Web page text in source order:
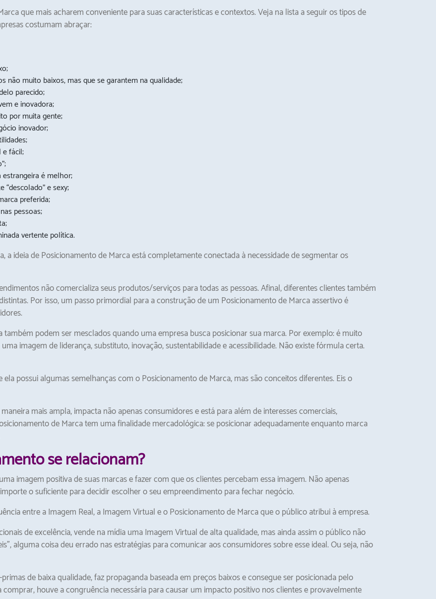
que mais acharem conveniente para suas características e contextos. Veja na lista a seguir os tipos de
costumam abraçar:
não muito baixos, mas que se garantem na qualidade;
parecido;
e inovadora;
por muita gente;
inovador;
e fácil;
é melhor;
e sexy;
preferida;
pessoas;
vertente política.
a ideia de Posicionamento de Marca está completamente conectada à necessidade de segmentar os
não comercializa seus produtos/serviços para todas as pessoas. Afinal, diferentes clientes também
Por isso, um passo primordial para a construção de um Posicionamento de Marca assertivo é
podem ser mesclados quando uma empresa busca posicionar sua marca. Por exemplo: é muito
imagem de liderança, substituto, inovação, sustentabilidade e acessibilidade. Não existe fórmula certa.
possui algumas semelhanças com o Posicionamento de Marca, mas são conceitos diferentes. Eis o
mais ampla, impacta não apenas consumidores e está para além de interesses comerciais,
de Marca tem uma finalidade mercadológica: se posicionar adequadamente enquanto marca
se relacionam?
imagem positiva de suas marcas e fazer com que os clientes percebam essa imagem. Não apenas
o suficiente para decidir escolher o seu empreendimento para fechar negócio.
entre a Imagem Real, a Imagem Virtual e o Posicionamento de Marca que o público atribui à empresa.
de excelência, vende na mídia uma Imagem Virtual de alta qualidade, mas ainda assim o público não
alguma coisa deu errado nas estratégias para comunicar aos consumidores sobre esse ideal. Ou seja, não
de baixa qualidade, faz propaganda baseada em preços baixos e consegue ser posicionada pelo
comprar, houve a congruência necessária para causar um impacto positivo nos clientes e provavelmente